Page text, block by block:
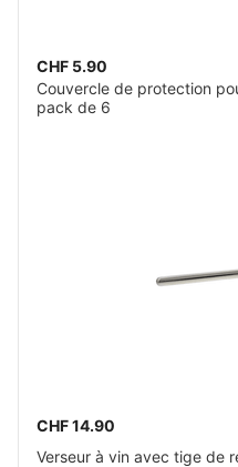
CHF 5.90
Couvercle de protection
pack de 6
CHF 14.90
Verseur à vin avec tige de